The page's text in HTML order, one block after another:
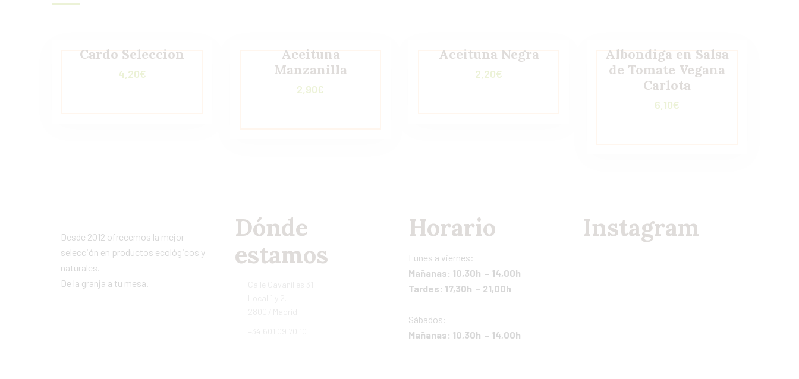
Cardo Seleccion
4,20€
Aceituna
Manzanilla
2,90€
Aceituna Negra
2,20€
Albondiga en Salsa
de Tomate Vegana
Carlota
6,10€
Desde 2012 ofrecemos la mejor
selección en productos ecológicos y
naturales.
De la granja a tu mesa.
Dónde
estamos
Horario
Lunes a viernes:
Mañanas: 10,30h – 14,00h
Tardes: 17,30h – 21,00h
Sábados:
Mañanas: 10,30h – 14,00h
Instagram